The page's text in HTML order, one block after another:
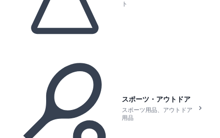
ト
スポーツ・アウトドア
スポーツ用品、アウトドア
用品